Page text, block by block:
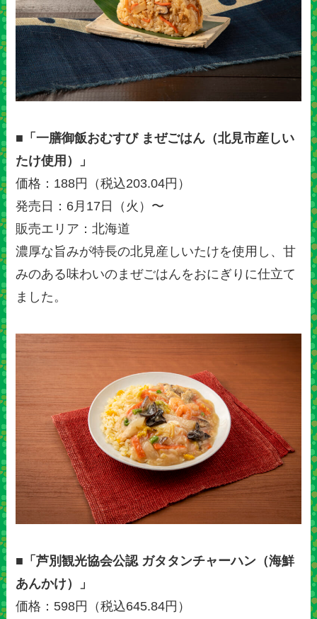
■「一膳御飯おむすび まぜごはん（北見市産しい
たけ使用）」
価格：188円（税込203.04円）
発売日：6月17日（火）〜
販売エリア：北海道
濃厚な旨みが特長の北見産しいたけを使用し、甘
みのある味わいのまぜごはんをおにぎりに仕立て
ました。
■「芦別観光協会公認 ガタタンチャーハン（海鮮
あんかけ）」
価格：598円（税込645.84円）